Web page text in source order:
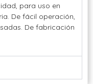
para uso en
De fácil operación,
De fabricación